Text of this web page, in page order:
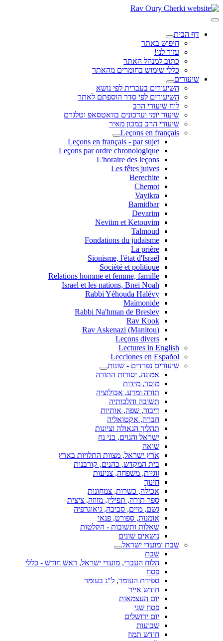
דף הבית
חיפוש באתר
עזור לנו!
כתוב למנהל האתר
כללי שימוש בחומרים מהאתר
שיעורים
השיעורים בעברית לפי נושא
השיעורים לפי סדר הוספתם לאתר
לוח שיעורי הרב
שיעור יומי ועדכונים בוואטסאפ וטלגרם
שיעורי הרב במכון מאיר
Leçons en français
Leçons en français - par sujet
Leçons par ordre chronologique
L'horaire des leçons
Les fêtes juives
Berechite
Chemot
Vayikra
Bamidbar
Devarim
Neviim et Ketouvim
Talmoud
Fondations du judaisme
La prière
Sionisme, l'état d'Israël
Société et politique
Relations homme et femme, famille
Israel et les nations, Bnei Noah
Rabbi Yéhouda Halévy
Maimonide
Rabbi Na'hman de Breslev
Rav Kook
(Rav Askenazi (Manitou
Leçons divers
Lectures in English
Lecciones en Español
שיעורים נפרדים - שונות
אמונה, יסודות התורה
מוסר, מידות
תורה ומדע, אבולוציה
תשובה והלכותיה
דיבור, שפה, אותיות
חברה, אקטואליה
תהליך הגאולה וציונות
ישראל והגוים, בני נח
שואה
ארץ ישראל, מצוות התלויות בארץ
בית המקדש, כהנים, קורבנות
זוגיות, משפחה, צניעות
חינוך
אכילה, כשרות, צמחונות
ספר תורה, תפילין, מזוזה, ציצית
גשם, מיים, סביבה, גיאוגרפיה
אומנות, ספורט, פנאי
שאלות ותשובות - הקלטות
נושאים שונים
שבת ומועדי ישראל
שבת
הלוח העברי, מועדי ישראל, ראש חודש - כללי
פסח
ספירת העומר, ל"ג בעומר
חודש אייר
יום העצמאות
פסח שני
יום ירושלים
שבועות
חודש תמוז